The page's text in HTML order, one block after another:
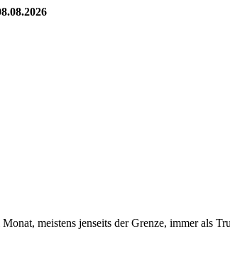
meistens jenseits der Grenze, immer als